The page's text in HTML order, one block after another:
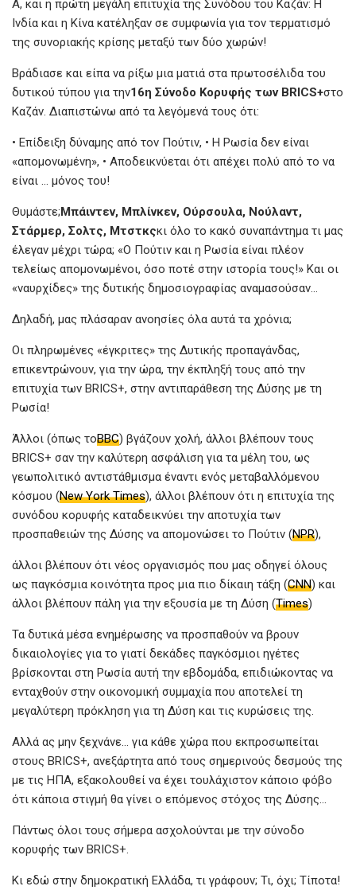
Α, και η πρώτη μεγάλη επιτυχία της Συνόδου του Καζάν: Η
Ινδία και η Κίνα κατέληξαν σε συμφωνία για τον τερματισμό
της συνοριακής κρίσης μεταξύ των δύο χωρών!
Βράδιασε και είπα να ρίξω μια ματιά στα πρωτοσέλιδα του
δυτικού τύπου για την16η Σύνοδο Κορυφής των BRICS+στο
Καζάν. Διαπιστώνω από τα λεγόμενά τους ότι:
• Επίδειξη δύναμης από τον Πούτιν, • Η Ρωσία δεν είναι
«απομονωμένη», • Αποδεικνύεται ότι απέχει πολύ από το να
είναι … μόνος του!
Θυμάστε;Μπάιντεν, Μπλίνκεν, Ούρσουλα, Νούλαντ,
Στάρμερ, Σολτς, Μτστκςκι όλο το κακό συναπάντημα τι μας
έλεγαν μέχρι τώρα; «Ο Πούτιν και η Ρωσία είναι πλέον
τελείως απομονωμένοι, όσο ποτέ στην ιστορία τους!» Και οι
«ναυρχίδες» της δυτικής δημοσιογραφίας αναμασούσαν…
Δηλαδή, μας πλάσαραν ανοησίες όλα αυτά τα χρόνια;
Οι πληρωμένες «έγκριτες» της Δυτικής προπαγάνδας,
επικεντρώνουν, για την ώρα, την έκπληξή τους από την
επιτυχία των BRICS+, στην αντιπαράθεση της Δύσης με τη
Ρωσία!
Άλλοι (όπως τοBBC) βγάζουν χολή, άλλοι βλέπουν τους
BRICS+ σαν την καλύτερη ασφάλιση για τα μέλη του, ως
γεωπολιτικό αντιστάθμισμα έναντι ενός μεταβαλλόμενου
κόσμου (New York Times), άλλοι βλέπουν ότι η επιτυχία της
συνόδου κορυφής καταδεικνύει την αποτυχία των
προσπαθειών της Δύσης να απομονώσει το Πούτιν (NPR),
άλλοι βλέπουν ότι νέος οργανισμός που μας οδηγεί όλους
ως παγκόσμια κοινότητα προς μια πιο δίκαιη τάξη (CNN) και
άλλοι βλέπουν πάλη για την εξουσία με τη Δύση (Times)
Τα δυτικά μέσα ενημέρωσης να προσπαθούν να βρουν
δικαιολογίες για το γιατί δεκάδες παγκόσμιοι ηγέτες
βρίσκονται στη Ρωσία αυτή την εβδομάδα, επιδιώκοντας να
ενταχθούν στην οικονομική συμμαχία που αποτελεί τη
μεγαλύτερη πρόκληση για τη Δύση και τις κυρώσεις της.
Αλλά ας μην ξεχνάνε… για κάθε χώρα που εκπροσωπείται
στους BRICS+, ανεξάρτητα από τους σημερινούς δεσμούς της
με τις ΗΠΑ, εξακολουθεί να έχει τουλάχιστον κάποιο φόβο
ότι κάποια στιγμή θα γίνει ο επόμενος στόχος της Δύσης…
Πάντως όλοι τους σήμερα ασχολούνται με την σύνοδο
κορυφής των BRICS+.
Κι εδώ στην δημοκρατική Ελλάδα, τι γράφουν; Τι, όχι; Τίποτα!